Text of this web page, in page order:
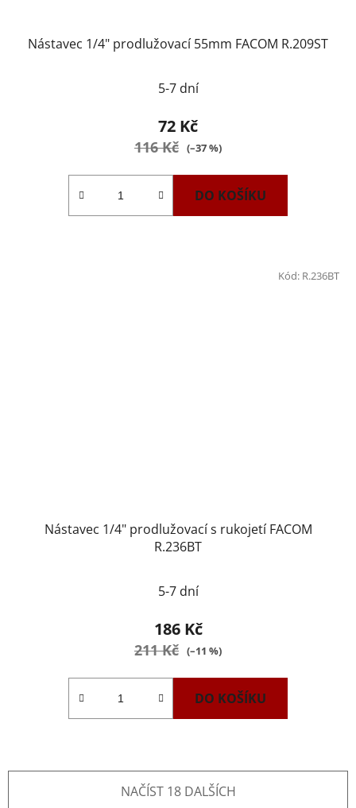
Nástavec 1/4" prodlužovací 55mm FACOM R.209ST
5-7 dní
72 Kč
116 Kč (–37 %)
DO KOŠÍKU
Nástavec 1/4" prodlužovací s rukojetí FACOM
R.236BT
5-7 dní
186 Kč
211 Kč (–11 %)
DO KOŠÍKU
Kód: R.236BT
NAČÍST 18 DALŠÍCH